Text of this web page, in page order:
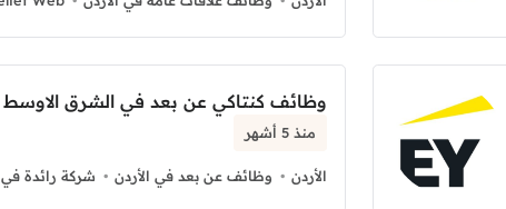
وظائف كنتاكي عن بعد في الشرق الاوسط
منذ 5 أشهر
الأردن وظائف عن بعد في الأردن شركة رائدة في